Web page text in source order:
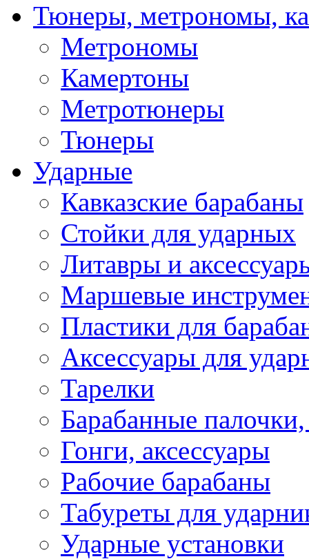
Тюнеры, метрономы,
Метрономы
Камертоны
Метротюнеры
Тюнеры
Ударные
Кавказские барабаны
Стойки для ударных
Литавры и
Маршевые
Пластики для
Аксессуары для
Тарелки
Барабанные палочки,
Гонги, аксессуары
Рабочие барабаны
Табуреты для
Ударные установки